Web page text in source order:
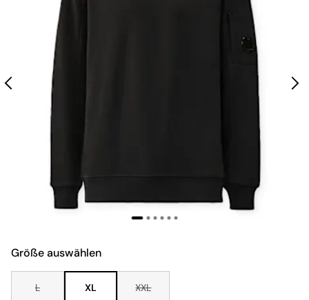
Größe auswählen
L XL XXL